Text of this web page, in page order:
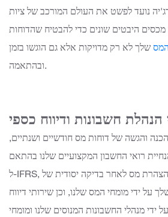
נועד לפשט את העולם המורכב של ציות
מכסים היבטים שונים כדי להבטיח שהדוחות
המס שלך לא רק מדויקות אלא גם הוגשו בזמן
ובהתאמה.
הנהלת חשבונות ודיווח כספי
והגשה של דוחות מס חודשיים ושנתיים,
רואי החשבון המקצועיים שלנו בהתאם
ל-IFRS, סקירת מומחים והגשת הצהרת מס לאחר בדיקה יסודית של
על ידי מומחי המס שלנו, וכן שירותי דיווח
ידי מנהלי החשבונות המנוסים שלנו ומומחי